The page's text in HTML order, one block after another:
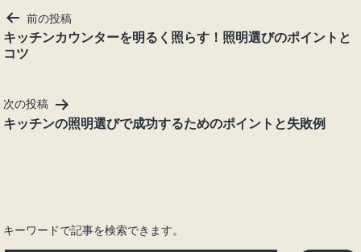
投
稿
ナ
ゲ
ー
シ
前の投稿
キッチンカウンターを明るく照らす！照明選びのポイントと
コツ
次の投稿
キッチンの照明選びで成功するためのポイントと失敗例
キーワードで記事を検索できます。